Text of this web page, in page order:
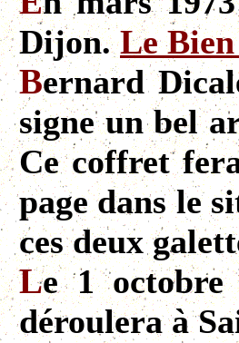
Dijon.Le
Bernard
signe un bel
Ce coffret
page dans le
ces deux
Le 1
déroulera à